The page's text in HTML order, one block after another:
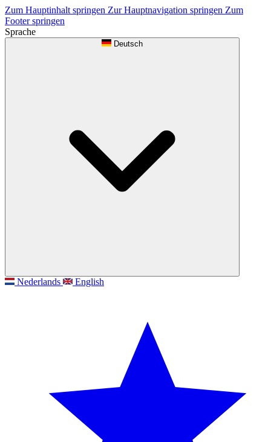
Zum Hauptinhalt springen Zur Hauptnavigation springen Zum
Footer springen
Sprache
Deutsch
Nederlands English